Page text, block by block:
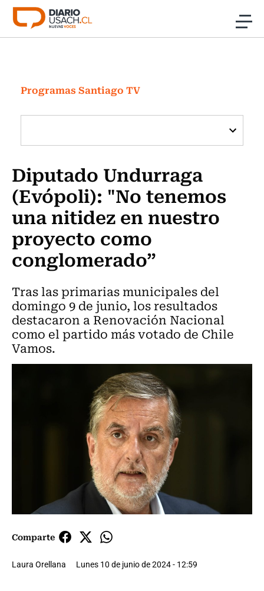
Click acá para ir directamente al contenido
Investigación
Cultura
Programas Radio y TV Usach
Programas Santiago TV
Diputado Undurraga
(Evópoli): "No tenemos
una nitidez en nuestro
proyecto como
conglomerado”
Tras las primarias municipales del
domingo 9 de junio, los resultados
destacaron a Renovación Nacional
como el partido más votado de Chile
Vamos.
Comparte
Laura Orellana Lunes 10 de junio de 2024 - 12:59